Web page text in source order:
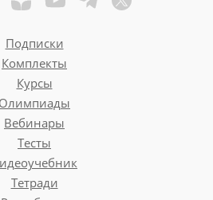
Подписки
Комплекты
Курсы
Олимпиады
Вебинары
Тесты
Тетради